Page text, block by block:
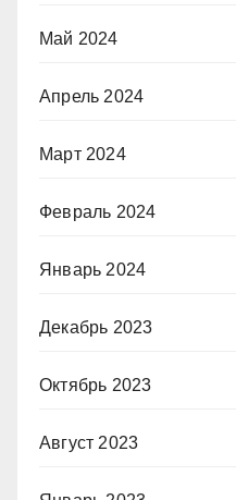
Май 2024
Апрель 2024
Март 2024
Февраль 2024
Январь 2024
Декабрь 2023
Октябрь 2023
Август 2023